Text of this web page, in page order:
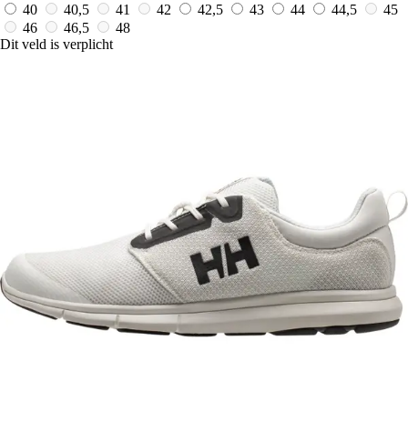
40
40,5 41 42 42,5 43 44 44,5
45
46
46,5
48
Dit veld is verplicht